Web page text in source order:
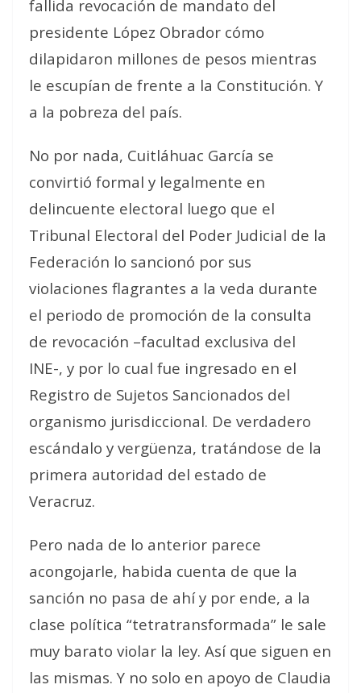
fallida revocación de mandato del
presidente López Obrador cómo
dilapidaron millones de pesos mientras
le escupían de frente a la Constitución. Y
a la pobreza del país.
No por nada, Cuitláhuac García se
convirtió formal y legalmente en
delincuente electoral luego que el
Tribunal Electoral del Poder Judicial de la
Federación lo sancionó por sus
violaciones flagrantes a la veda durante
el periodo de promoción de la consulta
de revocación –facultad exclusiva del
INE-, y por lo cual fue ingresado en el
Registro de Sujetos Sancionados del
organismo jurisdiccional. De verdadero
escándalo y vergüenza, tratándose de la
primera autoridad del estado de
Veracruz.
Pero nada de lo anterior parece
acongojarle, habida cuenta de que la
sanción no pasa de ahí y por ende, a la
clase política “tetratransformada” le sale
muy barato violar la ley. Así que siguen en
las mismas. Y no solo en apoyo de Claudia